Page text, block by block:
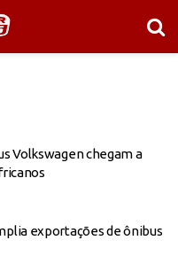
Volkswagen chegam a
exportações de ônibus